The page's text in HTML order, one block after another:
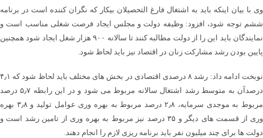
وی با بیان اینکه باید به اشتغال فارغ التحصیلان بیکار که نگران کننده است در برنامه
ششم توجه شود، افزود: وظیفه دولت و مجلس ایجاد فرصت شغلی مناسب است و
نمایندگان باید این را از دولت مطالبه کنند تا سالانه ۹۰۰ هزار شغل ایجاد شود همچنین
پایین بودن رشد مشارکت زنان در اقتصاد نیز باید لحاظ شود.
نوبخت ادامه داد: رشد ۸ درصدی اقتصادی در بخش های مختلف باید لحاظ شود که ۴٫۱
درصدآن به متوسط رشد اشتغال سالانه مربوط می شود و در این رابطه ۵٫۷ درصد
مربوط به موجدی سرمایه، ۲٫۸ درصد مربوط به بهره وری عوامل تولید و ۳٫۸ بهره
وری از قسمت های دیگر و ۳۵ درصد نیز مربوط به بهره وری از تامین رشد است و
دولت ها برای چند میلیون نفر باید برنامه ریزی لازم را انجام دهند.